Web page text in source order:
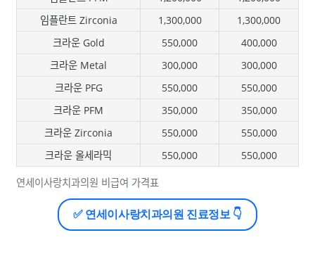
연세이사랑치과의원 비급여 가격표
임플란트 Zirconia
1,300,000
1,300,000
크라운 Gold
550,000
400,000
크라운 Metal
300,000
300,000
크라운 PFG
550,000
550,000
크라운 PFM
350,000
350,000
크라운 Zirconia
550,000
550,000
크라운 올세라믹
550,000 550,000
✅ 연세이사랑치과의원 진료정보 👇